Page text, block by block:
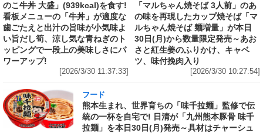
のこ牛丼 大盛」(939kcal)を食す!
看板メニューの「牛丼」が適度な
歯ごたえと出汁の旨味が小気味よ
い旨だし筍、涼し気な青ねぎのト
ッピングで一段上の美味しさにパ
ワーアップ!
[2026/3/30 11:37:33]
「マルちゃん焼そば 3人前」のあ
の味を再現したカップ焼そば「マ
ルちゃん焼そば 麺増量」が本日
30日(月)から数量限定発売～あお
さと紅生姜のふりかけ、キャベ
ツ、味付挽肉入り
[2026/3/30 10:27:54]
フード
熊本生まれ、世界育ちの「味千拉麺」監修で伝
統の一杯を自宅で! 日清が「九州熊本豚骨 味千
拉麺」を本日30日(月)発売～具材はチャーシュ